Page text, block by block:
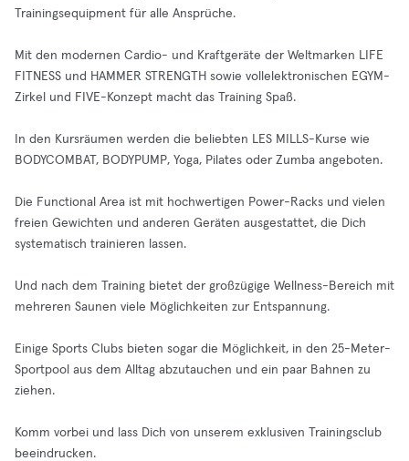
Trainingsequipment für alle Ansprüche.
Mit den modernen Cardio- und Kraftgeräte der Weltmarken LIFE
FITNESS und HAMMER STRENGTH sowie vollelektronischen EGYM-
Zirkel und FIVE-Konzept macht das Training Spaß.
In den Kursräumen werden die beliebten LES MILLS-Kurse wie
BODYCOMBAT, BODYPUMP, Yoga, Pilates oder Zumba angeboten.
Die Functional Area ist mit hochwertigen Power-Racks und vielen
freien Gewichten und anderen Geräten ausgestattet, die Dich
systematisch trainieren lassen.
Und nach dem Training bietet der großzügige Wellness-Bereich mit
mehreren Saunen viele Möglichkeiten zur Entspannung.
Einige Sports Clubs bieten sogar die Möglichkeit, in den 25-Meter-
Sportpool aus dem Alltag abzutauchen und ein paar Bahnen zu
ziehen.
Komm vorbei und lass Dich von unserem exklusiven Trainingsclub
beeindrucken.